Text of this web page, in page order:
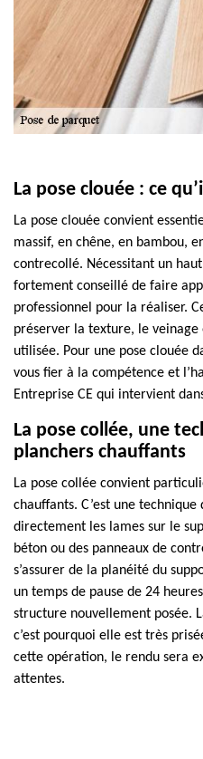
La pose clouée : ce
La pose clouée convient
massif, en chêne, en bambou,
contrecollé. Nécessitant un
fortement conseillé de faire
professionnel pour la réaliser.
préserver la texture, le
utilisée. Pour une pose clouée
vous fier à la compétence et
Entreprise CE qui intervient
La pose collée, une
planchers chauffants
La pose collée convient
chauffants. C’est une
directement les lames sur le
béton ou des panneaux de
s’assurer de la planéité du
un temps de pause de 24
structure nouvellement posée.
c’est pourquoi elle est très
cette opération, le rendu sera
attentes.